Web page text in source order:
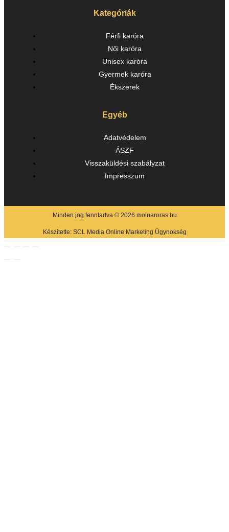
Kategóriák
Férfi karóra
Női karóra
Unisex karóra
Gyermek karóra
Ékszerek
Egyéb
Adatvédelem
ÁSZF
Visszaküldési szabályzat
Impresszum
Minden jog fenntartva © 2026 molnaroras.hu
Készítette: SCL Media Online Marketing Ügynökség